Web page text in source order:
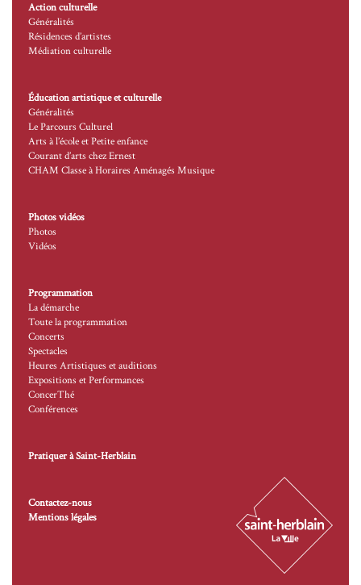
Action culturelle
Généralités
Résidences d’artistes
Médiation culturelle
Éducation artistique et culturelle
Généralités
Le Parcours Culturel
Arts à l’école et Petite enfance
Courant d’arts chez Ernest
CHAM Classe à Horaires Aménagés Musique
Photos vidéos
Photos
Vidéos
Programmation
La démarche
Toute la programmation
Concerts
Spectacles
Heures Artistiques et auditions
Expositions et Performances
ConcerThé
Conférences
Pratiquer à Saint-Herblain
Contactez-nous
Mentions légales